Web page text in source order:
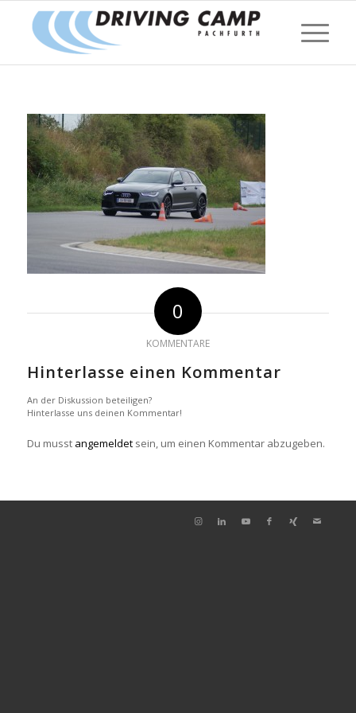
0
KOMMENTARE
Hinterlasse einen Kommentar
An der Diskussion beteiligen?
Hinterlasse uns deinen Kommentar!
Du musst angemeldetsein, um einen Kommentar abzugeben.